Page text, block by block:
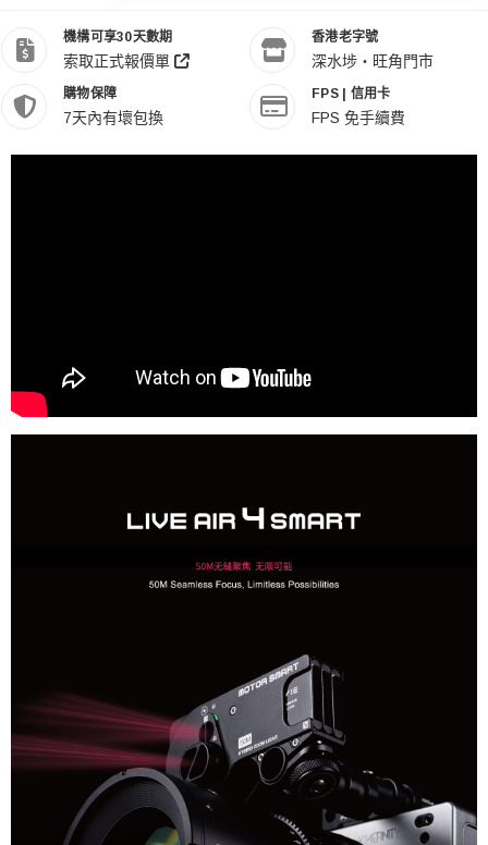
機構可享30天數期
索取正式報價單
香港老字號
深水埗・旺角門市
購物保障
7天內有壞包換
FPS | 信用卡
FPS 免手續費